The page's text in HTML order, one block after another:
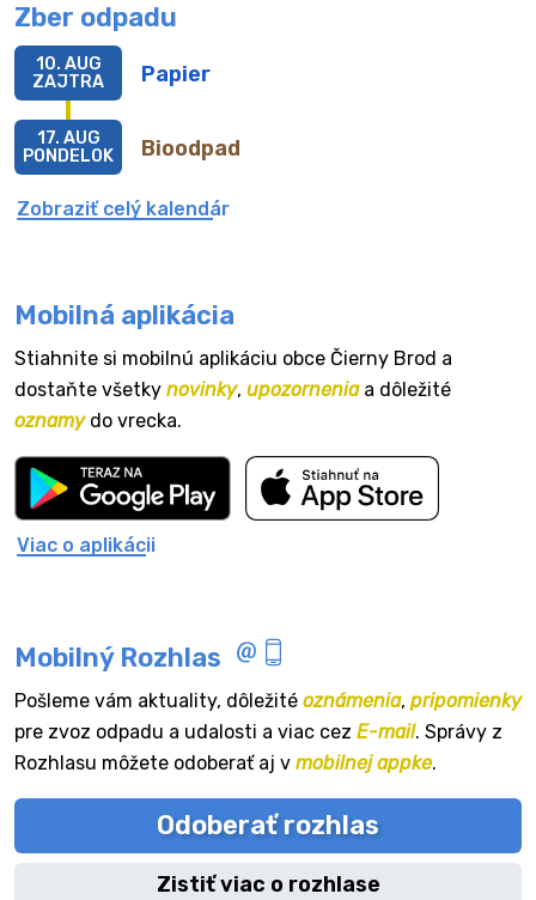
Zber odpadu
Papier
10. AUG
ZAJTRA
Bioodpad
17. AUG
PONDELOK
Zobraziť celý kalendár
Mobilná aplikácia
Stiahnite si mobilnú aplikáciu obce Čierny Brod a
dostaňte všetky novinky, upozorneniaa dôležité
oznamydo vrecka.
Viac o aplikácii
Mobilný Rozhlas
Pošleme vám aktuality, dôležité oznámenia, pripomienky
pre zvoz odpadu a udalosti a viac cez E-mail. Správy z
Rozhlasu môžete odoberať aj v mobilnej appke.
Odoberať rozhlas
Zistiť viac o rozhlase